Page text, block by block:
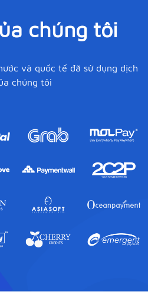
chúng tôi
và quốc tế đã sử dụng dịch
chúng tôi